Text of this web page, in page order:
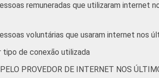
remuneradas que utilizaram internet
voluntárias que usaram internet nos
tipo de conexão utilizada
PROVEDOR DE INTERNET NOS